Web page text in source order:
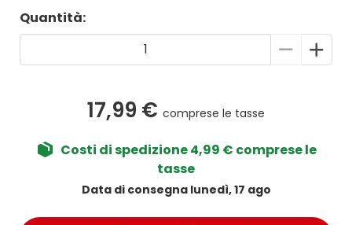
Quantità:
17,99 € comprese le tasse
Costi di spedizione 4,99 € comprese le
tasse
Data di consegna lunedì, 17 ago